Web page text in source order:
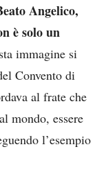
Angelico,
è solo un
immagine si
Convento di
al frate che
mondo, essere
l’esempio